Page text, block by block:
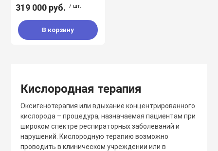
и орфанных
Цена СПБ
319 000 руб. / шт.
В корзину
Кислородная терапия
Оксигенотерапия или вдыхание концентрированного
кислорода – процедура, назначаемая пациентам при
широком спектре респираторных заболеваний и
нарушений. Кислородную терапию возможно
проводить в клиническом учреждении или в